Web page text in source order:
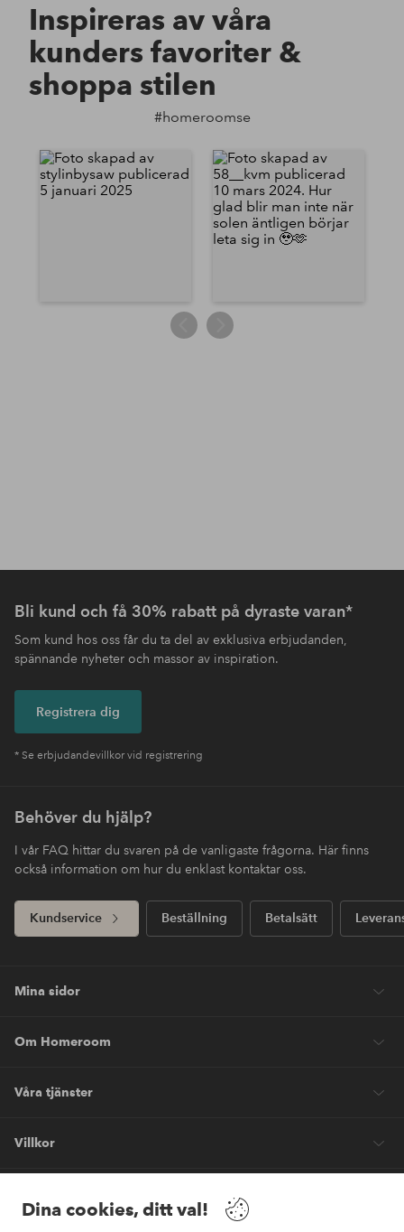
Dina cookies, ditt val!
Inspireras av våra
kunders favoriter &
shoppa stilen
#homeroomse
Bli kund och få 30% rabatt på dyraste varan*
Som kund hos oss får du ta del av exklusiva erbjudanden,
spännande nyheter och massor av inspiration.
Registrera dig
* Se erbjudandevillkor vid registrering
Behöver du hjälp?
I vår FAQ hittar du svaren på de vanligaste frågorna. Här finns
också information om hur du enklast kontaktar oss.
Kundservice Beställning Betalsätt
Mina sidor
Om Homeroom
Våra tjänster
Villkor